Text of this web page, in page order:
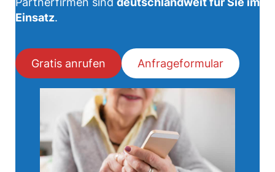
Einsatz.
Gratis anrufen Anfrageformular